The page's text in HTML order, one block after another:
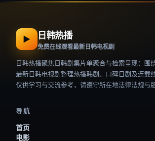
▶ 日韩热播
免费在线观看最新日韩电视剧
日韩热播聚焦日韩剧集片单聚合与检索呈现：围
最新日韩电视剧整理热播韩剧、口碑日剧及连载
仅供学习与交流参考，请遵守所在地法律法规与
导航
首页
电影